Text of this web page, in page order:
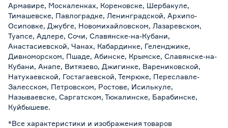
Армавире, Москаленках, Кореновске, Шербакуле,
Тимашевске, Павлоградке, Ленинградской, Архипо-
Осиповке, Джубге, Новомихайловском, Лазаревском,
Туапсе, Адлере, Сочи, Славянске-на-Кубани,
Анастасиевской, Чанах, Кабардинке, Геленджике,
Дивноморском, Пшаде, Абинске, Крымске, Славянске-на-
Кубани, Анапе, Витязево, Джигинке, Варениковской,
Натухаевской, Гостагаевской, Темрюке, Переславле-
Залесском, Петровском, Ростове, Исилькуле,
Называевске, Саргатском, Тюкалинске, Барабинске,
Куйбышеве.
*Все характеристики и изображения товаров